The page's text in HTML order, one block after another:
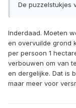
De puzzelstukjes
Inderdaad. Moeten
en overvuilde grond
per persoon 1
verbouwen om van
en dergelijke. Dat is
maar meer voor